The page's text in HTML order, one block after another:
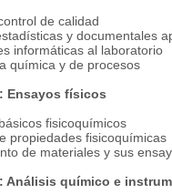
de calidad
y documentales
informáticas al laboratorio
química y de procesos
Ensayos físicos
fisicoquímicos
propiedades fisicoquímicas
de materiales y sus
Análisis químico e